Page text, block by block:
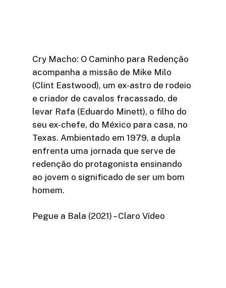
Cry Macho: O Caminho para Redenção
acompanha a missão de Mike Milo
(Clint Eastwood), um ex-astro de rodeio
e criador de cavalos fracassado, de
levar Rafa (Eduardo Minett), o filho do
seu ex-chefe, do México para casa, no
Texas. Ambientado em 1979, a dupla
enfrenta uma jornada que serve de
redenção do protagonista ensinando
ao jovem o significado de ser um bom
homem.
Pegue a Bala (2021) – Claro Vídeo